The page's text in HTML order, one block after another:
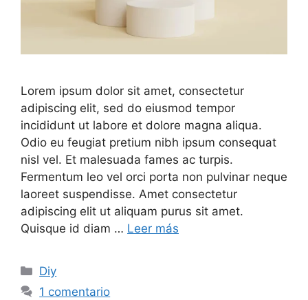
Lorem ipsum dolor sit amet, consectetur
adipiscing elit, sed do eiusmod tempor
incididunt ut labore et dolore magna aliqua.
Odio eu feugiat pretium nibh ipsum consequat
nisl vel. Et malesuada fames ac turpis.
Fermentum leo vel orci porta non pulvinar neque
laoreet suspendisse. Amet consectetur
adipiscing elit ut aliquam purus sit amet.
Quisque id diam … Leer más
Categorías
Diy
1 comentario